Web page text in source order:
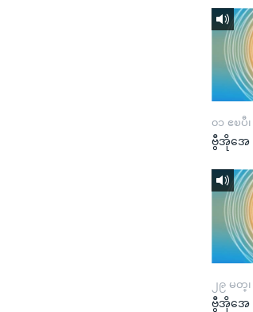
၀၁ ဧၿပီ
ဗွီအိုအေ
၂၉ မတ္
ဗွီအိုအေ